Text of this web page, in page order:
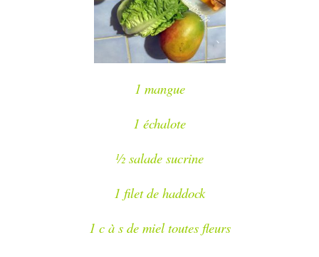
1 mangue
1 échalote
½ salade sucrine
1 filet de haddock
1 c à s de miel toutes fleurs